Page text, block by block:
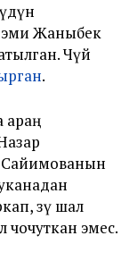
эми Жаныбек
Чүй
.
араң
Сайимованын
өзү шал
чочуткан эмес.